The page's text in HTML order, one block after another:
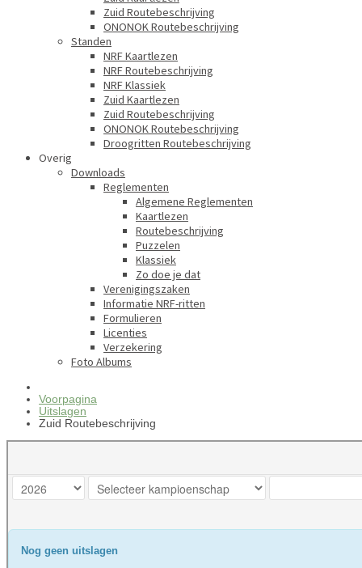
Zuid Routebeschrijving
ONONOK Routebeschrijving
Standen
NRF Kaartlezen
NRF Routebeschrijving
NRF Klassiek
Zuid Kaartlezen
Zuid Routebeschrijving
ONONOK Routebeschrijving
Droogritten Routebeschrijving
Overig
Downloads
Reglementen
Algemene Reglementen
Kaartlezen
Routebeschrijving
Puzzelen
Klassiek
Zo doe je dat
Verenigingszaken
Informatie NRF-ritten
Formulieren
Licenties
Verzekering
Foto Albums
Voorpagina
Uitslagen
Zuid Routebeschrijving